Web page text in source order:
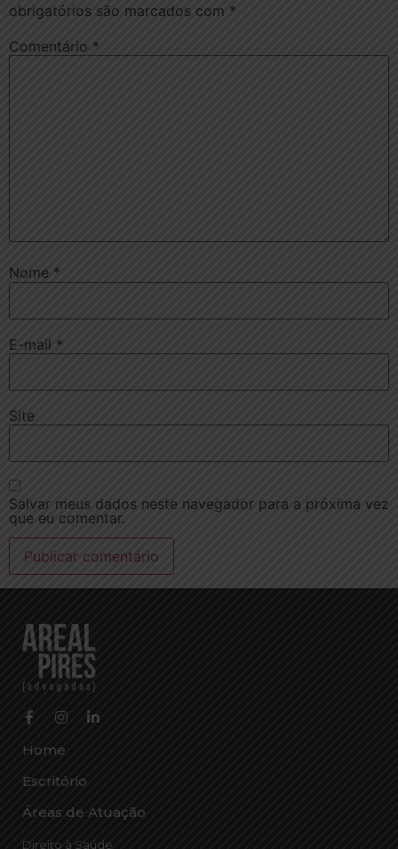
obrigatórios são marcados com *
Comentário *
Nome *
E-mail *
Site
Salvar meus dados neste navegador para a próxima vez
que eu comentar.
Home
Escritório
Áreas de Atuação
Direito à Saúde